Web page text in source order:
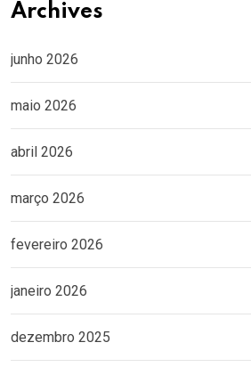
Archives
junho 2026
maio 2026
abril 2026
março 2026
fevereiro 2026
janeiro 2026
dezembro 2025